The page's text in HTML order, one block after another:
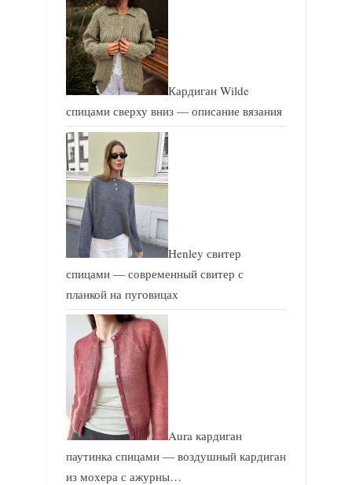
Кардиган Wilde
спицами сверху вниз — описание вязания
Henley свитер
спицами — современный свитер с
планкой на пуговицах
Aura кардиган
паутинка спицами — воздушный кардиган
из мохера с ажурны…